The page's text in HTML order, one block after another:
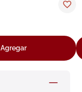
Agregar